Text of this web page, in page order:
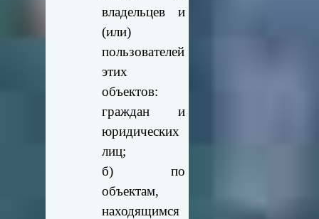
владельцев и
(или)
пользователей
этих
объектов:
граждан и
юридических
лиц;
б) по
объектам,
находящимся